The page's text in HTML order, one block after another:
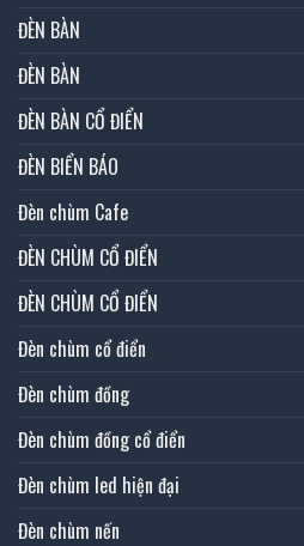
ĐÈN BÀN
ĐÈN BÀN
ĐÈN BÀN CỔ ĐIỂN
ĐÈN BIỂN BÁO
Đèn chùm Cafe
ĐÈN CHÙM CỔ ĐIỂN
ĐÈN CHÙM CỔ ĐIỂN
Đèn chùm cổ điển
Đèn chùm đồng
Đèn chùm đồng cổ điển
Đèn chùm led hiện đại
Đèn chùm nến